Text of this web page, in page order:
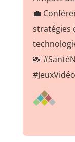
💼
stratégies
📸